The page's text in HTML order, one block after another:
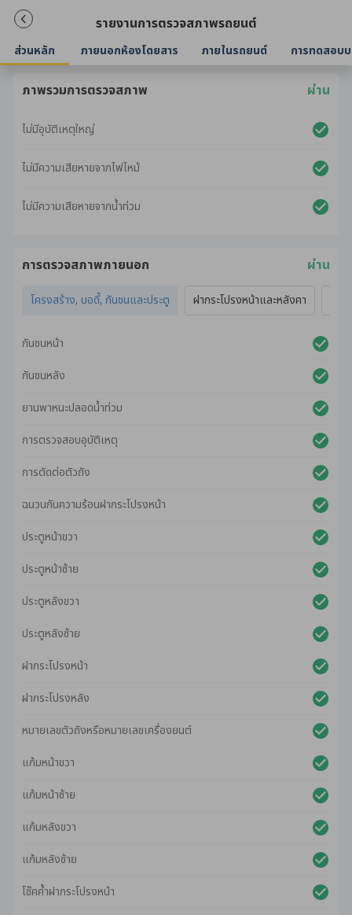
รายงานการตรวจสภาพรถยนต์
ส่วนหลัก ภายนอกห้องโดยสาร ภายในรถยนต์ การทดสอบ
ภาพรวมการตรวจสภาพ ผ่าน
ไม่มีอุบัติเหตุใหญ่
ไม่มีความเสียหายจากไฟไหม้
ไม่มีความเสียหายจากน้ำท่วม
การตรวจสภาพภายนอก ผ่าน
โครงสร้าง, บอดี้, กันชนและประตู ฝากระโปรงหน้าและหลังคา
กันชนหน้า
กันชนหลัง
ยานพาหนะปลอดน้ําท่วม
การตรวจสอบอุบัติเหตุ
การตัดต่อตัวถัง
ฉนวนกันความร้อนฝากระโปรงหน้า
ประตูหน้าขวา
ประตูหน้าซ้าย
ประตูหลังขวา
ประตูหลังซ้าย
ฝากระโปรงหน้า
ฝากระโปรงหลัง
หมายเลขตัวถังหรือหมายเลขเครื่องยนต์
แก้มหน้าขวา
แก้มหน้าซ้าย
แก้มหลังขวา
แก้มหลังซ้าย
โช๊คค้ำฝากระโปรงหน้า